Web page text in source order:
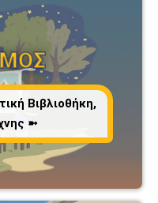
Βιβλιοθήκη,
➼